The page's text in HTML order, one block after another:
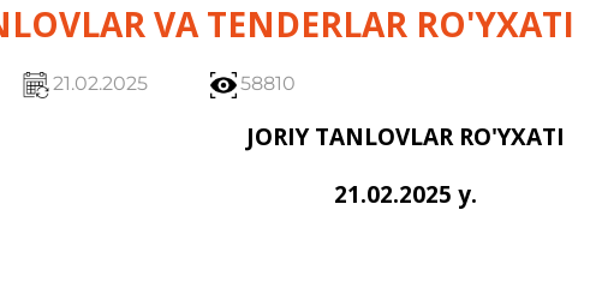
VA TENDERLAR RO'YXATI
21.02.2025 58810
JORIY TANLOVLAR RO'YXATI
21.02.2025 y.